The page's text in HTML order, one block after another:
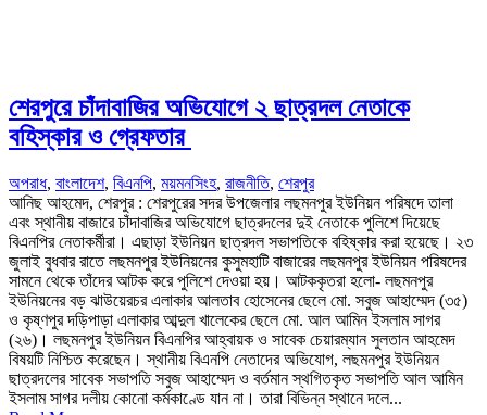
শেরপুরে চাঁদাবাজির অভিযোগে ২ ছাত্রদল নেতাকে
বহিস্কার ও গ্রেফতার
অপরাধ, বাংলাদেশ, বিএনপি, ময়মনসিংহ, রাজনীতি, শেরপুর
আনিছ আহমেদ, শেরপুর : শেরপুরের সদর উপজেলার লছমনপুর ইউনিয়ন পরিষদে তালা
এবং স্থানীয় বাজারে চাঁদাবাজির অভিযোগে ছাত্রদলের দুই নেতাকে পুলিশে দিয়েছে
বিএনপির নেতাকর্মীরা। এছাড়া ইউনিয়ন ছাত্রদল সভাপতিকে বহিষ্কার করা হয়েছে। ২৩
জুলাই বুধবার রাতে লছমনপুর ইউনিয়নের কুসুমহাটি বাজারের লছমনপুর ইউনিয়ন পরিষদের
সামনে থেকে তাঁদের আটক করে পুলিশে দেওয়া হয়। আটককৃতরা হলো- লছমনপুর
ইউনিয়নের বড় ঝাউয়েরচর এলাকার আলতাব হোসেনের ছেলে মো. সবুজ আহাম্মেদ (৩৫)
ও কৃষ্ণপুর দড়িপাড়া এলাকার আব্দুল খালেকের ছেলে মো. আল আমিন ইসলাম সাগর
(২৬)। লছমনপুর ইউনিয়ন বিএনপির আহ্বায়ক ও সাবেক চেয়ারম্যান সুলতান আহমেদ
বিষয়টি নিশ্চিত করেছেন। স্থানীয় বিএনপি নেতাদের অভিযোগ, লছমনপুর ইউনিয়ন
ছাত্রদলের সাবেক সভাপতি সবুজ আহাম্মেদ ও বর্তমান স্থগিতকৃত সভাপতি আল আমিন
ইসলাম সাগর দলীয় কোনো কর্মকাণ্ডে যান না। তারা বিভিন্ন স্থানে দলে...